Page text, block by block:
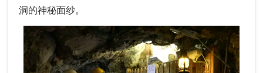
洞的神秘面纱。